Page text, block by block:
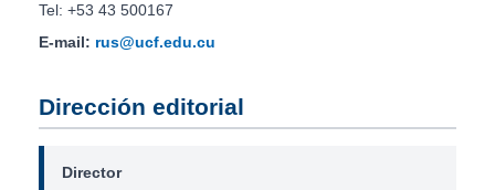
Tel: +53 43 500167
E-mail: rus@ucf.edu.cu
Dirección editorial
Director